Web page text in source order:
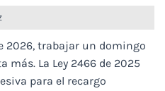
2026, trabajar un domingo
más. La Ley 2466 de 2025
para el recargo